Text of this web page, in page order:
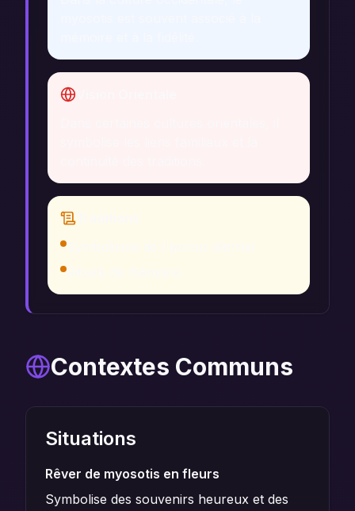
Contextes Communs
Situations
Rêver de myosotis en fleurs
Symbolise des souvenirs heureux et des